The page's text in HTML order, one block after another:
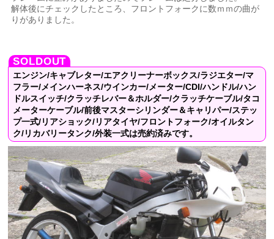
解体後にチェックしたところ、フロントフォークに数ｍｍの曲が
りがありました。
エンジン/キャブレター/エアクリーナーボックス/ラジエター/マ
フラー/メインハーネス/ウインカー/メーター/CDI/ハンドル/ハン
ドルスイッチ/クラッチレバー＆ホルダー/クラッチケーブル/タコ
メーターケーブル/前後マスターシリンダー＆キャリパー/ステッ
プ一式/リアショック/リアタイヤ/フロントフォーク/オイルタン
ク/リカバリータンク/外装一式は売約済みです。